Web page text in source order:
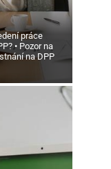
práce
Pozor na
na DPP